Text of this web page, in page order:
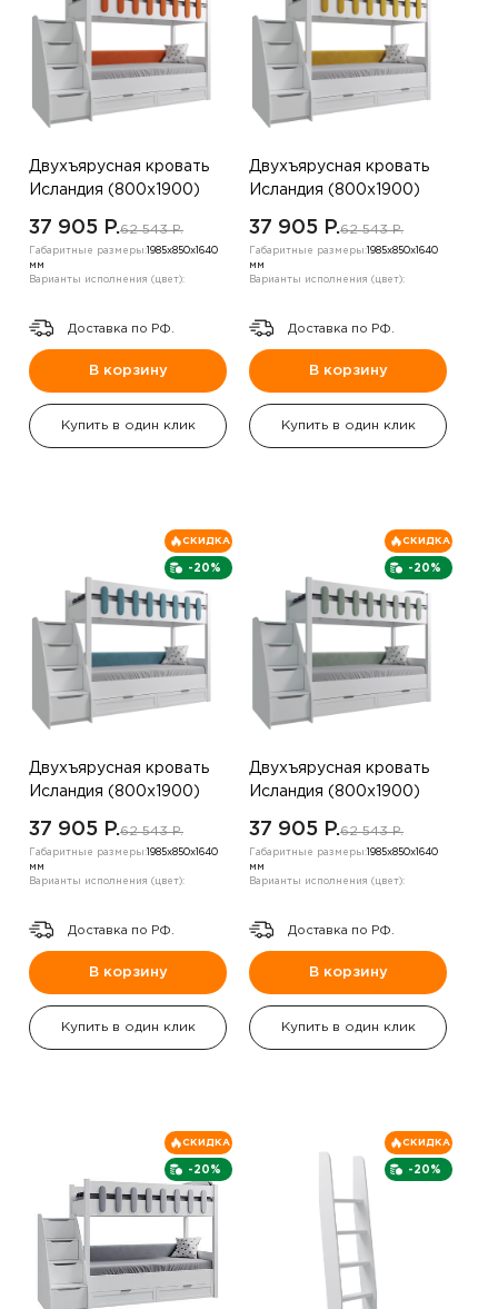
Двухъярусная кровать
Исландия (800х1900)
37 905 P.62 543 P.
Габаритные размеры: 1985х850х1640
мм
Варианты исполнения (цвет):
Доставка по РФ.
В корзину
Купить в один клик
Двухъярусная кровать
Исландия (800х1900)
37 905 P.62 543 P.
Габаритные размеры: 1985х850х1640
мм
Варианты исполнения (цвет):
Доставка по РФ.
В корзину
Купить в один клик
-20%
СКИДКА
Двухъярусная кровать
Исландия (800х1900)
37 905 P.62 543 P.
Габаритные размеры: 1985х850х1640
мм
Варианты исполнения (цвет):
Доставка по РФ.
В корзину
Купить в один клик
-20%
СКИДКА
Двухъярусная кровать
Исландия (800х1900)
37 905 P.62 543 P.
Габаритные размеры: 1985х850х1640
мм
Варианты исполнения (цвет):
Доставка по РФ.
В корзину
Купить в один клик
-20%
СКИДКА
-20%
СКИДКА